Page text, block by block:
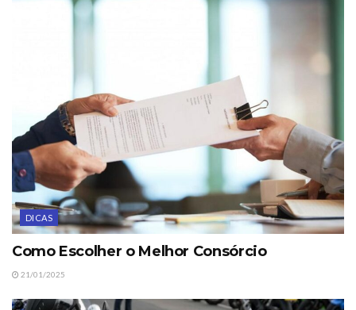
DICAS
Como Escolher o Melhor Consórcio
21/01/2025